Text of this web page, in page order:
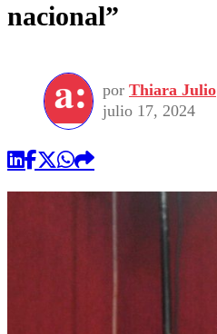
nacional”
por Thiara Julio
julio 17, 2024